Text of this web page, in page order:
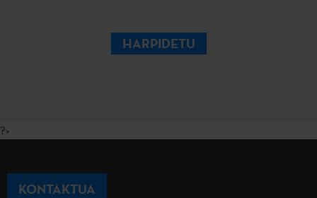
HARPIDETU
?>
KONTAKTUA